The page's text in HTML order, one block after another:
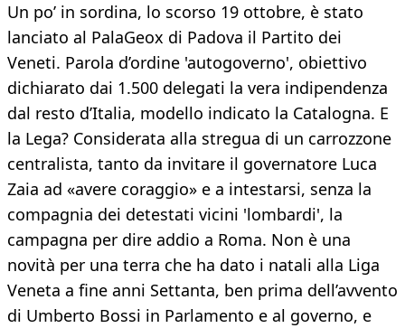
Un po’ in sordina, lo scorso 19 ottobre, è stato
lanciato al PalaGeox di Padova il Partito dei
Veneti. Parola d’ordine 'autogoverno', obiettivo
dichiarato dai 1.500 delegati la vera indipendenza
dal resto d’Italia, modello indicato la Catalogna. E
la Lega? Considerata alla stregua di un carrozzone
centralista, tanto da invitare il governatore Luca
Zaia ad «avere coraggio» e a intestarsi, senza la
compagnia dei detestati vicini 'lombardi', la
campagna per dire addio a Roma. Non è una
novità per una terra che ha dato i natali alla Liga
Veneta a fine anni Settanta, ben prima dell’avvento
di Umberto Bossi in Parlamento e al governo, e